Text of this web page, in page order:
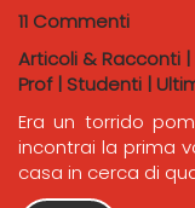
11 Commenti
Articoli & Racconti |
Prof| Studenti |
Era un torrido
incontrai la prima
casa in cerca di